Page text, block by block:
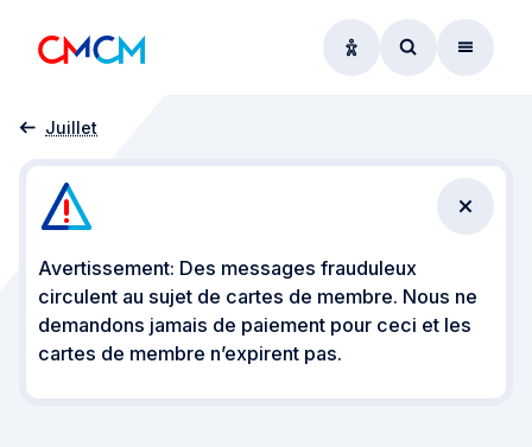
OptionsAccéder au
Menu
Accueil
Évènements
CMCM on Tour
Juillet
Blues Express Differdange
Avertissement: Des messages frauduleux
circulent au sujet de cartes de membre. Nous ne
demandons jamais de paiement pour ceci et les
cartes de membre n’expirent pas.